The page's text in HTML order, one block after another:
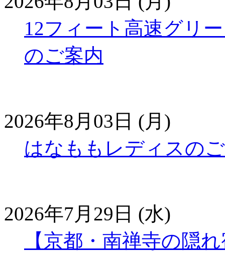
12フィート高速グリ
のご案内
2026年8月03日 (月)
はなももレディスの
2026年7月29日 (水)
【京都・南禅寺の隠